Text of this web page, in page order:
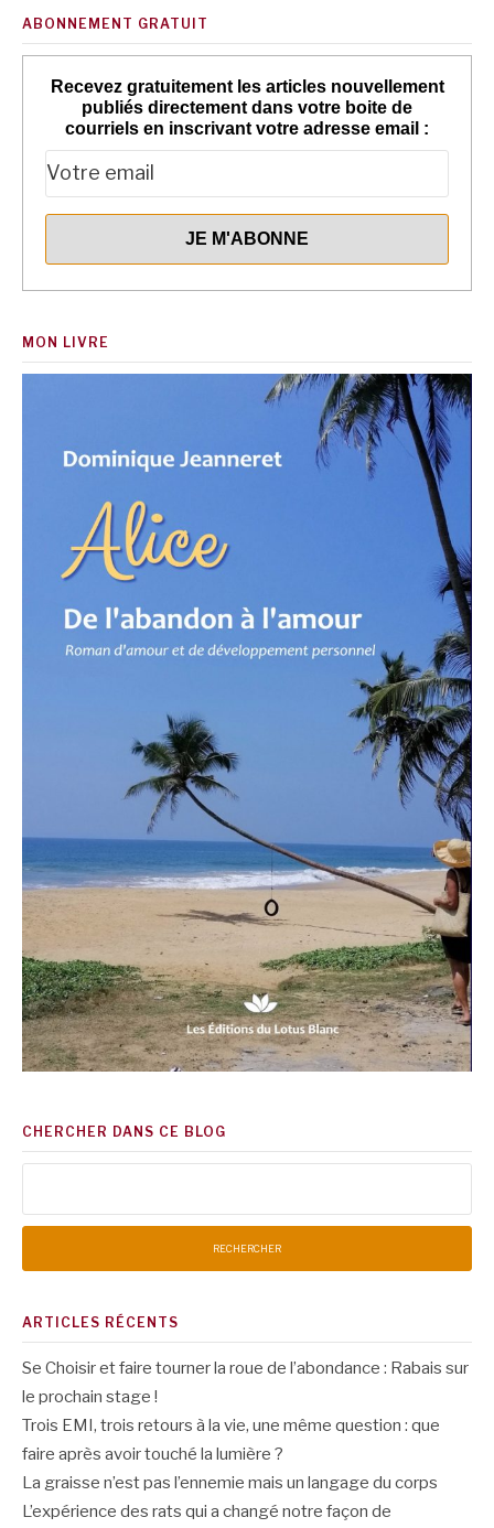
ABONNEMENT GRATUIT
Recevez gratuitement les articles nouvellement
publiés directement dans votre boite de
courriels en inscrivant votre adresse email :
MON LIVRE
CHERCHER DANS CE BLOG
ARTICLES RÉCENTS
Se Choisir et faire tourner la roue de l’abondance : Rabais sur
le prochain stage !
Trois EMI, trois retours à la vie, une même question : que
faire après avoir touché la lumière ?
La graisse n’est pas l’ennemie mais un langage du corps
L’expérience des rats qui a changé notre façon de